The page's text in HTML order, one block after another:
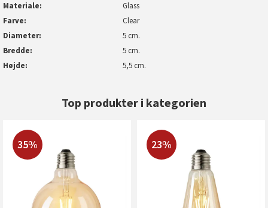
Materiale
Glass
Farve
Clear
Diameter
5 cm.
Bredde
5 cm.
Højde
5,5 cm.
Top produkter i kategorien
35% 23%